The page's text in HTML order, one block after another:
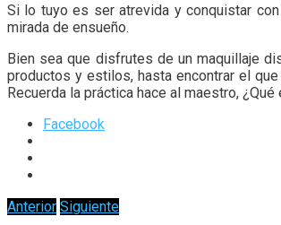
Si lo tuyo es ser atrevida y conquistar
mirada de ensueño.
Bien sea que disfrutes de un maquillaje
productos y estilos, hasta encontrar el
Recuerda la práctica hace al maestro,
Facebook
Anterior Siguiente